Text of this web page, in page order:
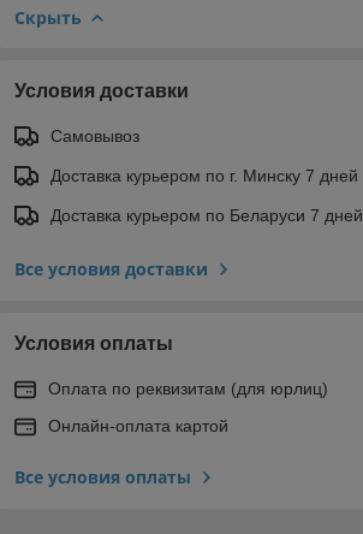
Скрыть
Условия доставки
Самовывоз
Доставка курьером по г. Минску 7 дней
Доставка курьером по Беларуси 7 дней
Все условия доставки
Условия оплаты
Оплата по реквизитам (для юрлиц)
Онлайн-оплата картой
Все условия оплаты